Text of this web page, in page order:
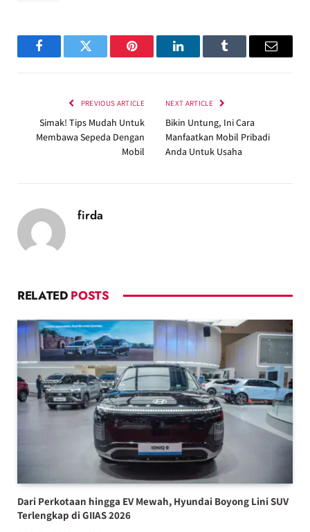
FacebookTwitter Pinterest LinkedInTumblr Email
PREVIOUS ARTICLE
Simak! Tips Mudah Untuk
Membawa Sepeda Dengan
Mobil
NEXT ARTICLE
Bikin Untung, Ini Cara
Manfaatkan Mobil Pribadi
Anda Untuk Usaha
firda
RELATED POSTS
Dari Perkotaan hingga EV Mewah, Hyundai Boyong Lini SUV
Terlengkap di GIIAS 2026